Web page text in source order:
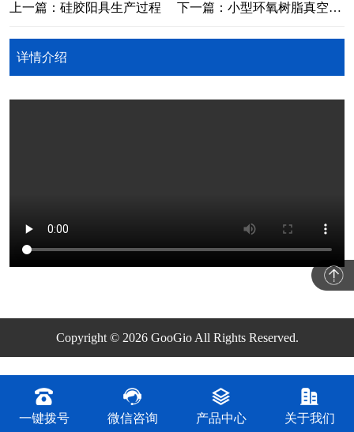
上一篇：硅胶阳具生产过程 下一篇：小型环氧树脂真空灌胶机
详情介绍
Copyright © 2026 GooGio All Rights Reserved.
一键拨号 微信咨询 产品中心 关于我们